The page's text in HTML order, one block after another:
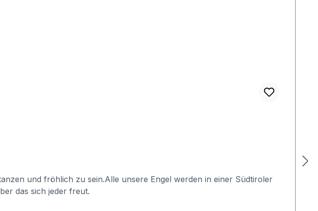
und fröhlich zu sein.Alle unsere Engel werden in einer Südtiroler
das sich jeder freut.